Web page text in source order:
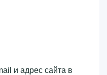
и адрес сайта в